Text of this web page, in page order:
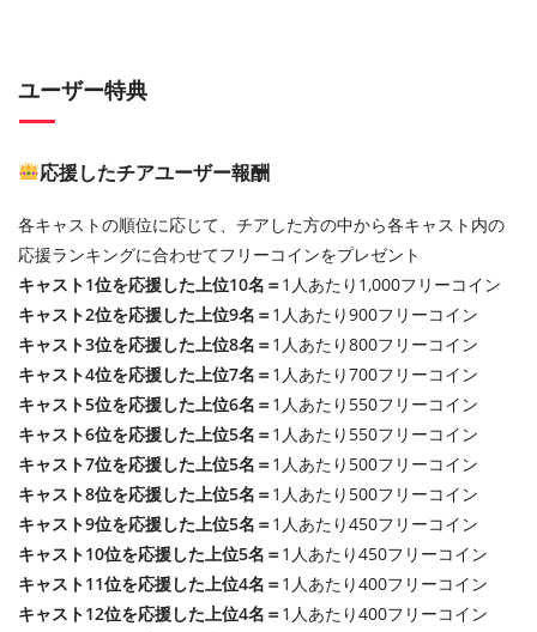
ユーザー特典
応援したチアユーザー報酬
各キャストの順位に応じて、チアした方の中から各キャスト内の
応援ランキングに合わせてフリーコインをプレゼント
キャスト1位を応援した上位10名＝1人あたり1,000フリーコイン
キャスト2位を応援した上位9名＝1人あたり900フリーコイン
キャスト3位を応援した上位8名＝1人あたり800フリーコイン
キャスト4位を応援した上位7名＝1人あたり700フリーコイン
キャスト5位を応援した上位6名＝1人あたり550フリーコイン
キャスト6位を応援した上位5名＝1人あたり550フリーコイン
キャスト7位を応援した上位5名＝1人あたり500フリーコイン
キャスト8位を応援した上位5名＝1人あたり500フリーコイン
キャスト9位を応援した上位5名＝1人あたり450フリーコイン
キャスト10位を応援した上位5名＝1人あたり450フリーコイン
キャスト11位を応援した上位4名＝1人あたり400フリーコイン
キャスト12位を応援した上位4名＝1人あたり400フリーコイン